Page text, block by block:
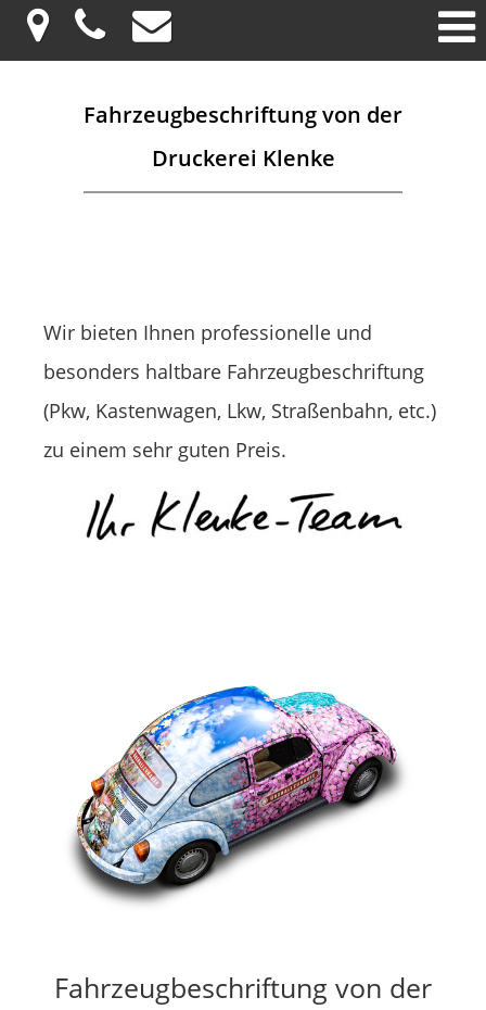
Seriöse Informationsangebote tragen wesentlich zu einem
verantwortungsvollen Umgang mit Gesundheitsthemen bei.
und transparente Darstellung besonders wichtig. Auf der Seite
thematisierten Wirkstoff. Solche Inhalte helfen dabei,
medizinische Zusammenhänge besser zu verstehen und fundierte
Fahrzeugbeschriftung von der
Druckerei Klenke
Wir bieten Ihnen professionelle und
besonders haltbare Fahrzeugbeschriftung
(Pkw, Kastenwagen, Lkw, Straßenbahn, etc.)
zu einem sehr guten Preis.
Fahrzeugbeschriftung von der